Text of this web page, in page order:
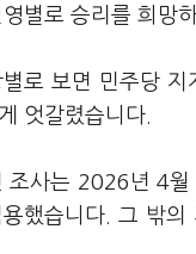
별로 승리를 희망
별로 보면 민주당
엇갈렸습니다.
조사는 2026년 4월
했습니다. 그 밖의